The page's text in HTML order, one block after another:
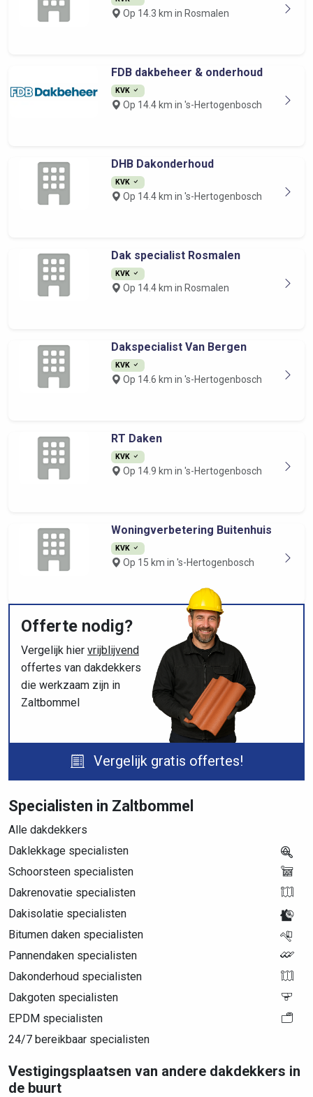
Op 14.3 km in Rosmalen
FDB dakbeheer & onderhoud
KVK
Op 14.4 km in 's-Hertogenbosch
DHB Dakonderhoud
KVK
Op 14.4 km in 's-Hertogenbosch
Dak specialist Rosmalen
KVK
Op 14.4 km in Rosmalen
Dakspecialist Van Bergen
KVK
Op 14.6 km in 's-Hertogenbosch
RT Daken
KVK
Op 14.9 km in 's-Hertogenbosch
Woningverbetering Buitenhuis
KVK
Op 15 km in 's-Hertogenbosch
Offerte nodig?
Vergelijk hier vrijblijvend
offertes van dakdekkers
die werkzaam zijn in
Zaltbommel
Vergelijk gratis offertes!
Specialisten in Zaltbommel
Alle dakdekkers
Daklekkage specialisten
Schoorsteen specialisten
Dakrenovatie specialisten
Dakisolatie specialisten
Bitumen daken specialisten
Pannendaken specialisten
Dakonderhoud specialisten
Dakgoten specialisten
EPDM specialisten
24/7 bereikbaar specialisten
Vestigingsplaatsen van andere dakdekkers in
de buurt